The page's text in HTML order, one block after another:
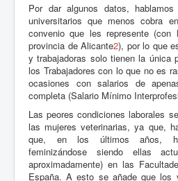
Por dar algunos datos,
universitarios que menos cobra
convenio que les represente
provincia de Alicante2), por lo que
y trabajadoras solo tienen la única
los Trabajadores con lo que no es
ocasiones con salarios de
completa (Salario Mínimo
Las peores condiciones laborales
las mujeres veterinarias, ya que,
que, en los últimos años,
feminizándose siendo ellas
aproximadamente) en las
España. A esto se añade que los